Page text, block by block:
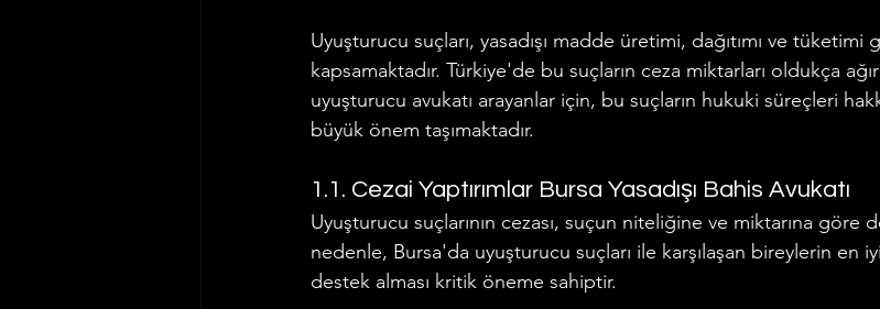
Uyuşturucu suçları, yasadışı madde üretimi, dağıtımı ve tüketimi
kapsamaktadır. Türkiye'de bu suçların ceza miktarları oldukça
uyuşturucu avukatı arayanlar için, bu suçların hukuki süreçleri
büyük önem taşımaktadır.
1.1. Cezai Yaptırımlar Bursa Yasadışı Bahis Avukatı
Uyuşturucu suçlarının cezası, suçun niteliğine ve miktarına
nedenle, Bursa'da uyuşturucu suçları ile karşılaşan bireylerin en
destek alması kritik öneme sahiptir.